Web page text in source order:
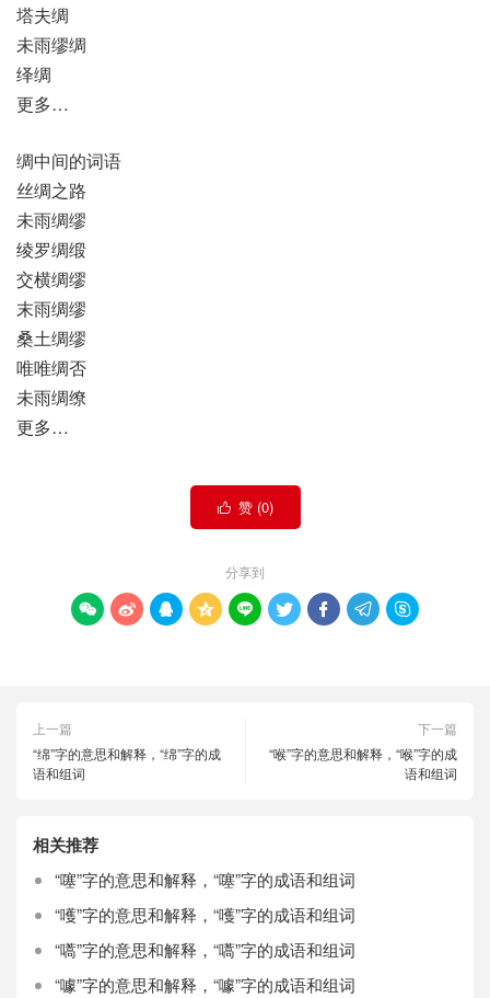
塔夫绸
未雨缪绸
绎绸
更多…
绸中间的词语
丝绸之路
未雨绸缪
绫罗绸缎
交横绸缪
末雨绸缪
桑土绸缪
唯唯绸否
未雨绸缭
更多…
 赞 (0)
分享到
        
上一篇
“绵”字的意思和解释，“绵”字的成
语和组词
下一篇
“喉”字的意思和解释，“喉”字的成
语和组词
相关推荐
“噻”字的意思和解释，“噻”字的成语和组词
“嚄”字的意思和解释，“嚄”字的成语和组词
“嚆”字的意思和解释，“嚆”字的成语和组词
“噱”字的意思和解释，“噱”字的成语和组词